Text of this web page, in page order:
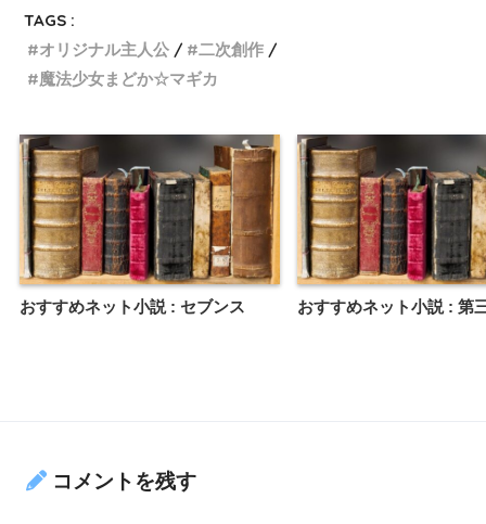
TAGS :
オリジナル主人公
二次創作
魔法少女まどか☆マギカ
おすすめネット小説 : セブンス おすすめネット小説 : 第
コメントを残す